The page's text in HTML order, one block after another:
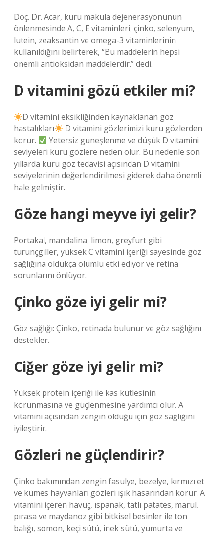
Doç. Dr. Acar, kuru makula dejenerasyonunun
önlenmesinde A, C, E vitaminleri, çinko, selenyum,
lutein, zeaksantin ve omega-3 vitaminlerinin
kullanıldığını belirterek, “Bu maddelerin hepsi
önemli antioksidan maddelerdir.” dedi.
D vitamini gözü etkiler mi?
D vitamini eksikliğinden kaynaklanan göz
hastalıkları
D vitamini gözlerimizi kuru gözlerden
korur.
Yetersiz güneşlenme ve düşük D vitamini
seviyeleri kuru gözlere neden olur. Bu nedenle son
yıllarda kuru göz tedavisi açısından D vitamini
seviyelerinin değerlendirilmesi giderek daha önemli
hale gelmiştir.
Göze hangi meyve iyi gelir?
Portakal, mandalina, limon, greyfurt gibi
turunçgiller, yüksek C vitamini içeriği sayesinde göz
sağlığına oldukça olumlu etki ediyor ve retina
sorunlarını önlüyor.
Çinko göze iyi gelir mi?
Göz sağlığı: Çinko, retinada bulunur ve göz sağlığını
destekler.
Ciğer göze iyi gelir mi?
Yüksek protein içeriği ile kas kütlesinin
korunmasına ve güçlenmesine yardımcı olur. A
vitamini açısından zengin olduğu için göz sağlığını
iyileştirir.
Gözleri ne güçlendirir?
Çinko bakımından zengin fasulye, bezelye, kırmızı et
ve kümes hayvanları gözleri ışık hasarından korur. A
vitamini içeren havuç, ıspanak, tatlı patates, marul,
pırasa ve maydanoz gibi bitkisel besinler ile ton
balığı, somon, keçi sütü, inek sütü, yumurta ve